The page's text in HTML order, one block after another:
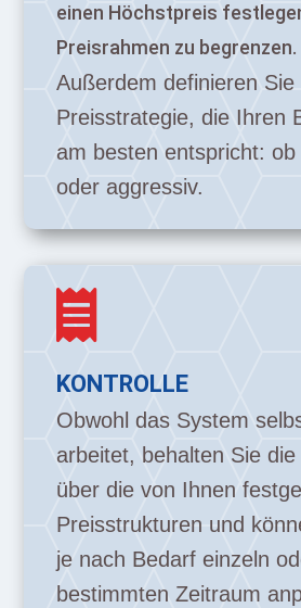
einen Höchstpreis
Preisrahmen zu begrenzen.
Außerdem definieren Sie
Preisstrategie, die Ihren
am besten entspricht:
oder aggressiv.

KONTROLLE
Obwohl das System
arbeitet, behalten Sie
über die von Ihnen
Preisstrukturen und
je nach Bedarf einzeln
bestimmten Zeitraum